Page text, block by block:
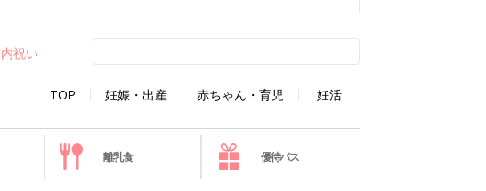
TOP 妊娠・出産 赤ちゃん・育児 妊活
内祝い
離乳食 優待パス